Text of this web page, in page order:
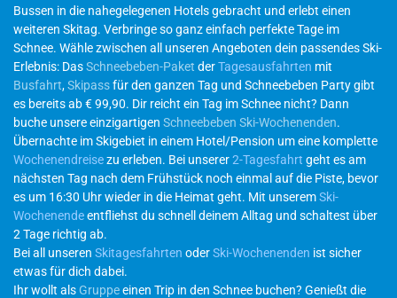
Bussen in die nahegelegenen Hotels gebracht und erlebt einen
weiteren Skitag. Verbringe so ganz einfach perfekte Tage im
Schnee. Wähle zwischen all unseren Angeboten dein passendes Ski-
Erlebnis: DasSchneebeben-Paket derTagesausfahrten mit
Busfahrt,Skipassfür den ganzen Tag und Schneebeben Party gibt
es bereits ab € 99,90. Dir reicht ein Tag im Schnee nicht? Dann
buche unsere einzigartigen Schneebeben Ski-Wochenenden.
Übernachte im Skigebiet in einem Hotel/Pension um eine komplette
Wochenendreisezu erleben. Bei unserer2-Tagesfahrt geht es am
nächsten Tag nach dem Frühstück noch einmal auf die Piste, bevor
es um 16:30 Uhr wieder in die Heimat geht. Mit unseremSki-
Wochenendeentfliehst du schnell deinem Alltag und schaltest über
2 Tage richtig ab.
Bei all unseren Skitagesfahrten oderSki-Wochenenden ist sicher
etwas für dich dabei.
Ihr wollt alsGruppeeinen Trip in den Schnee buchen? Genießt die